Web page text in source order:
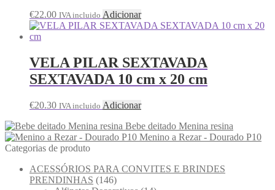
€22.00 IVA incluido Adicionar
VELA PILAR SEXTAVADA
SEXTAVADA 10 cm x 20 cm
€20.30 IVA incluido Adicionar
Bebe deitado Menina resina
Menino a Rezar - Dourado P10
Categorias de produto
ACESSÓRIOS PARA CONVITES E BRINDES
PRENDINHAS (146)